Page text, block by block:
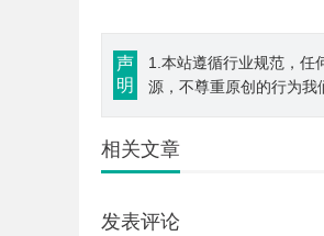
声
明
1.本站遵循行业规范，任
源，不尊重原创的行为我
相关文章
发表评论